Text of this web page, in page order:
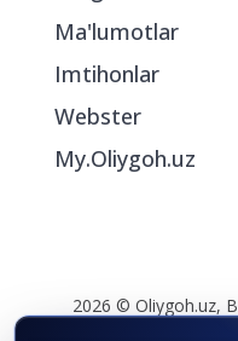
Ma'lumotlar
Imtihonlar
Webster
My.Oliygoh.uz
2026 © Oliygoh.uz,